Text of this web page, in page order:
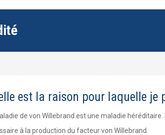
est la raison pour laquelle je
de von Willebrand est une maladie
à la production du facteur von Willebrand.